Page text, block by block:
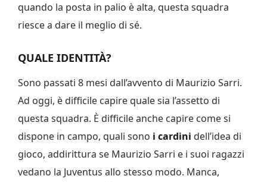
quando la posta in palio è alta, questa squadra
riesce a dare il meglio di sé.
QUALE IDENTITÀ?
Sono passati 8 mesi dall’avvento di Maurizio Sarri.
Ad oggi, è difficile capire quale sia l’assetto di
questa squadra. È difficile anche capire come si
dispone in campo, quali sono i cardini dell’idea di
gioco, addirittura se Maurizio Sarri e i suoi ragazzi
vedano la Juventus allo stesso modo. Manca,